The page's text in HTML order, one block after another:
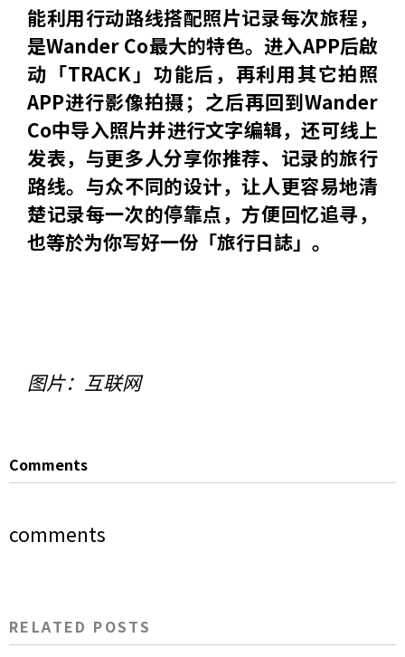
能利用行动路线搭配照片记录每次旅程，
是Wander Co最大的特色。进入APP后啟
动「TRACK」功能后，再利用其它拍照
APP进行影像拍摄；之后再回到Wander
Co中导入照片并进行文字编辑，还可线上
发表，与更多人分享你推荐、记录的旅行
路线。与众不同的设计，让人更容易地清
楚记录每一次的停靠点，方便回忆追寻，
也等於为你写好一份「旅行日誌」。
图片：互联网
Comments
comments
RELATED POSTS